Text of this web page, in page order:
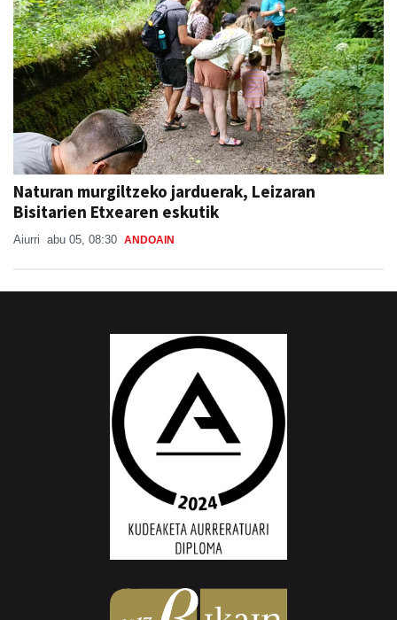
Naturan murgiltzeko jarduerak, Leizaran
Bisitarien Etxearen eskutik
Aiurri abu 05, 08:30 ANDOAIN